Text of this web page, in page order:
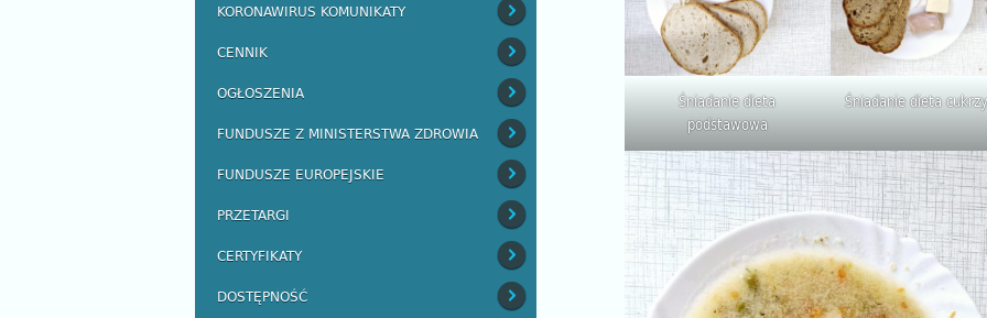
KORONAWIRUS KOMUNIKATY
CENNIK
OGŁOSZENIA
FUNDUSZE Z MINISTERSTWA ZDROWIA
FUNDUSZE EUROPEJSKIE
PRZETARGI
CERTYFIKATY
DOSTĘPNOŚĆ
Śniadanie dieta
podstawowa
Śniadanie dieta